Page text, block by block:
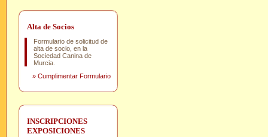
Alta de Socios
Formulario de solicitud de
alta de socio, en la
Sociedad Canina de
Murcia.
» Cumplimentar Formulario
INSCRIPCIONES
EXPOSICIONES